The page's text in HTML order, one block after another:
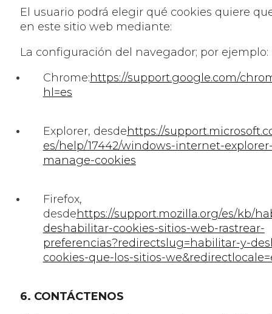
El usuario podrá elegir qué cookies quiere
en este sitio web mediante:
La configuración del navegador; por ejemplo:
Chrome:https://support.google.com/
hl=es
Explorer, desdehttps://
es/help/17442/windows-internet-
manage-cookies
Firefox,
desdehttps://support.mozilla.org/es/kb/
deshabilitar-cookies-sitios-web-rastrear-
preferencias?redirectslug=habilitar-y-
cookies-que-los-sitios-
6. CONTÁCTENOS